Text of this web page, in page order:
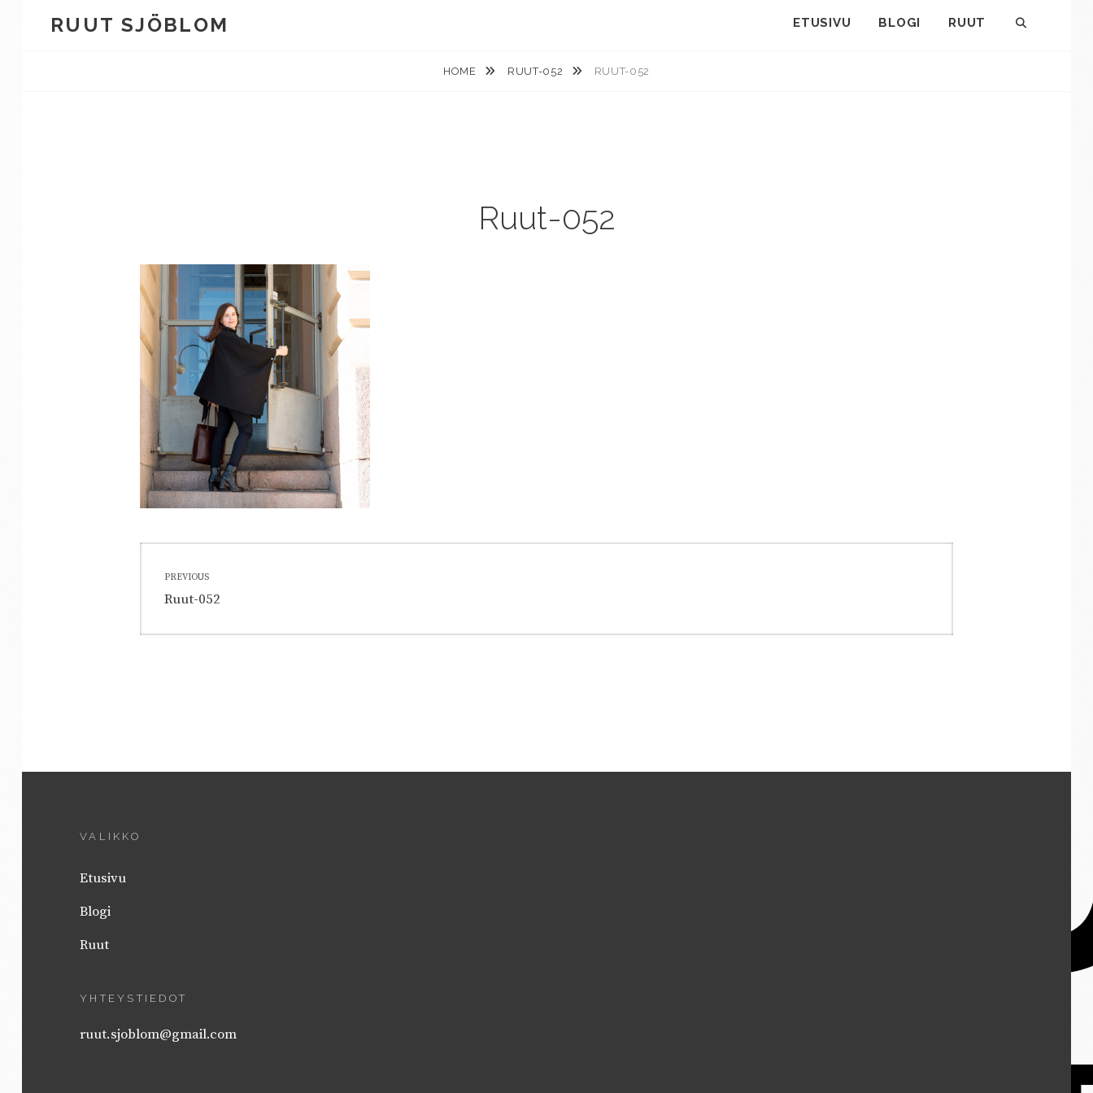
RUUT SJÖBLOM ETUSIVU BLOGI RUUT
HOME RUUT-052 RUUT-052
Ruut-052
selaus
PREVIOUS
Previous
Ruut-052
VALIKKO
Etusivu
Blogi
Ruut
YHTEYSTIEDOT
ruut.sjoblom@gmail.com